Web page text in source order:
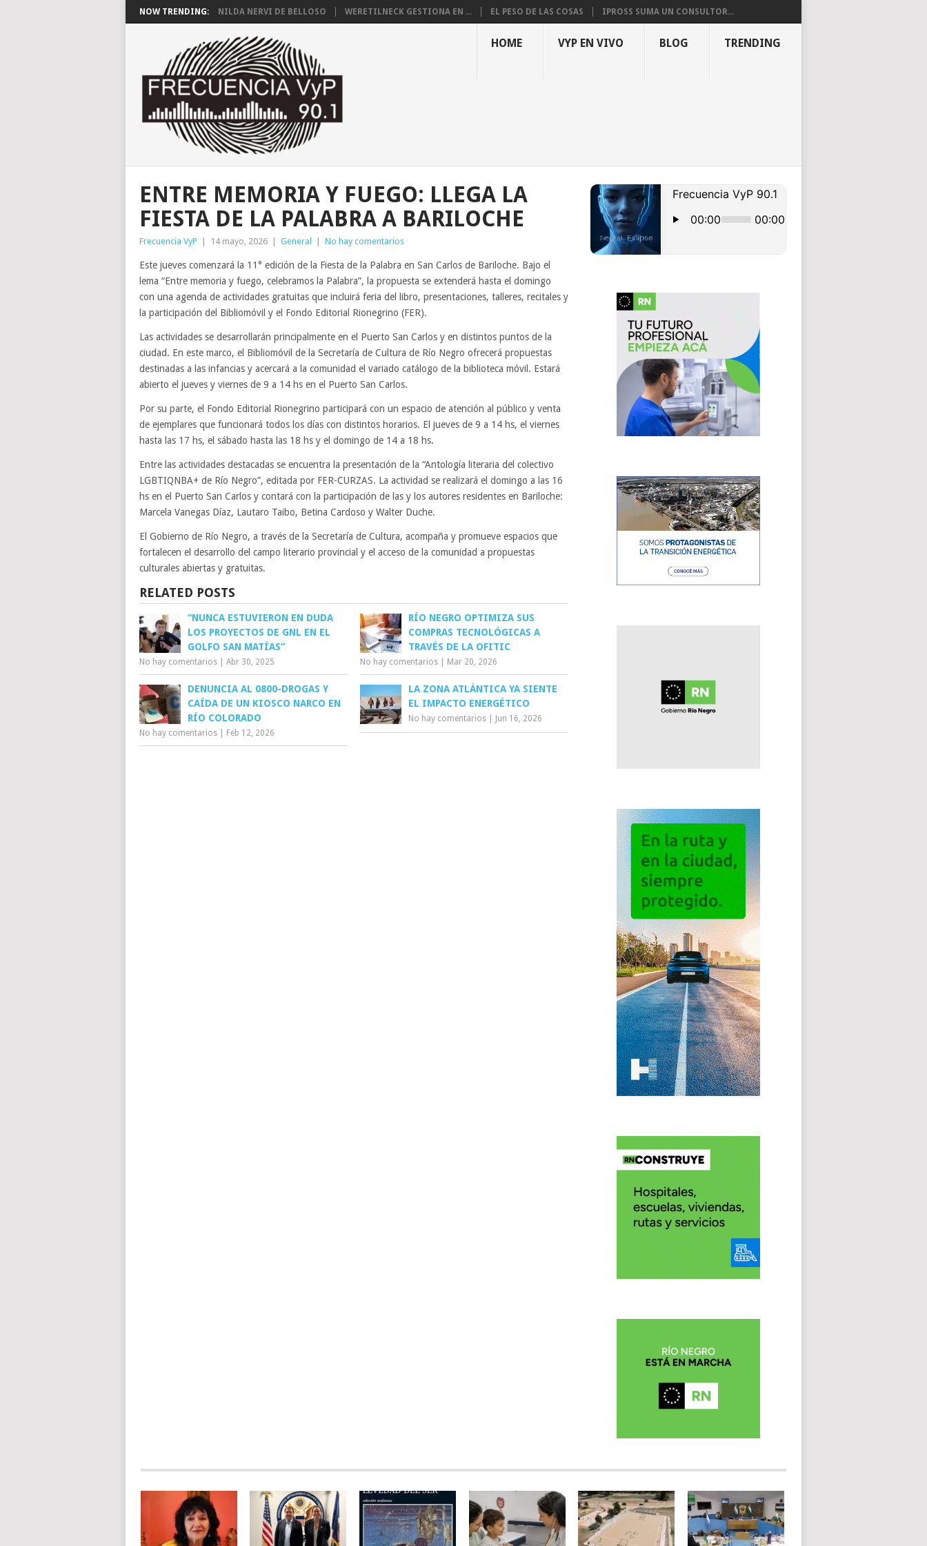
NOW TRENDING: NILDA NERVI DE BELLOSO WERETILNECK GESTIONA EN ... EL PESO DE LAS COSAS IPROSS SUMA UN CONSULTOR...
HOME VYP EN VIVO BLOG TRENDING
ENTRE MEMORIA Y FUEGO: LLEGA LA
FIESTA DE LA PALABRA A BARILOCHE
Frecuencia VyP 14 mayo, 2026 General No hay comentarios
Este jueves comenzará la 11° edición de la Fiesta de la Palabra en San Carlos de Bariloche. Bajo el
lema “Entre memoria y fuego, celebramos la Palabra”, la propuesta se extenderá hasta el domingo
con una agenda de actividades gratuitas que incluirá feria del libro, presentaciones, talleres, recitales y
la participación del Bibliomóvil y el Fondo Editorial Rionegrino (FER).
Las actividades se desarrollarán principalmente en el Puerto San Carlos y en distintos puntos de la
ciudad. En este marco, el Bibliomóvil de la Secretaría de Cultura de Río Negro ofrecerá propuestas
destinadas a las infancias y acercará a la comunidad el variado catálogo de la biblioteca móvil. Estará
abierto el jueves y viernes de 9 a 14 hs en el Puerto San Carlos.
Por su parte, el Fondo Editorial Rionegrino participará con un espacio de atención al público y venta
de ejemplares que funcionará todos los días con distintos horarios. El jueves de 9 a 14 hs, el viernes
hasta las 17 hs, el sábado hasta las 18 hs y el domingo de 14 a 18 hs.
Entre las actividades destacadas se encuentra la presentación de la “Antología literaria del colectivo
LGBTIQNBA+ de Río Negro”, editada por FER-CURZAS. La actividad se realizará el domingo a las 16
hs en el Puerto San Carlos y contará con la participación de las y los autores residentes en Bariloche:
Marcela Vanegas Díaz, Lautaro Taibo, Betina Cardoso y Walter Duche.
El Gobierno de Río Negro, a través de la Secretaría de Cultura, acompaña y promueve espacios que
fortalecen el desarrollo del campo literario provincial y el acceso de la comunidad a propuestas
culturales abiertas y gratuitas.
RELATED POSTS
“NUNCA ESTUVIERON EN DUDA
LOS PROYECTOS DE GNL EN EL
GOLFO SAN MATÍAS”
No hay comentarios Abr 30, 2025
RÍO NEGRO OPTIMIZA SUS
COMPRAS TECNOLÓGICAS A
TRAVÉS DE LA OFITIC
No hay comentarios Mar 20, 2026
DENUNCIA AL 0800-DROGAS Y
CAÍDA DE UN KIOSCO NARCO EN
RÍO COLORADO
No hay comentarios Feb 12, 2026
LA ZONA ATLÁNTICA YA SIENTE
EL IMPACTO ENERGÉTICO
No hay comentarios Jun 16, 2026